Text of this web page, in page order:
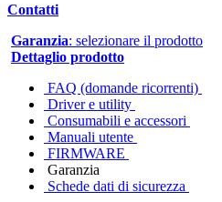
Contatti
Garanzia: selezionare il prodotto
Dettaglio prodotto
FAQ (domande ricorrenti)
Driver e utility
Consumabili e accessori
Manuali utente
FIRMWARE
Garanzia
Schede dati di sicurezza